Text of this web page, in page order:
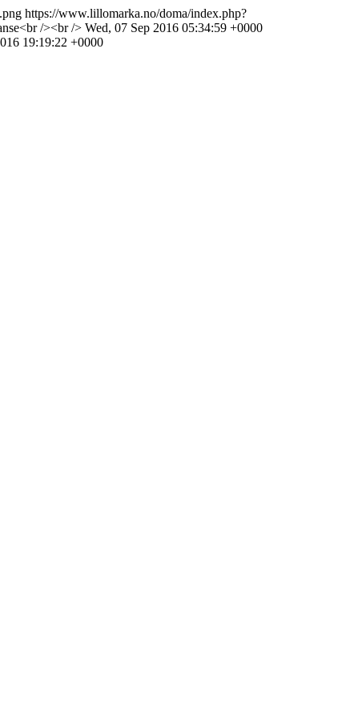
https://www.lillomarka.no/doma/index.php?
/><br /> Wed, 07 Sep 2016 05:34:59 +0000
19:19:22 +0000